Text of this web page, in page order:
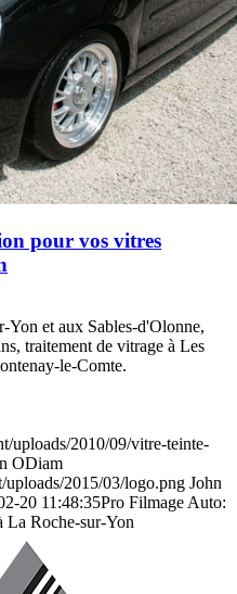
pour vos vitres
Yon et aux Sables-d'Olonne,
traitement de vitrage à Les
le-Comte.
uploads/2010/09/vitre-teinte-
ODiam
2015/03/logo.png John
20 11:48:35Pro Filmage Auto:
La Roche-sur-Yon